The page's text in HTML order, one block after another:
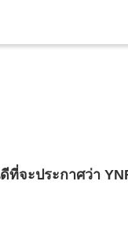
ที่จะประกาศว่า